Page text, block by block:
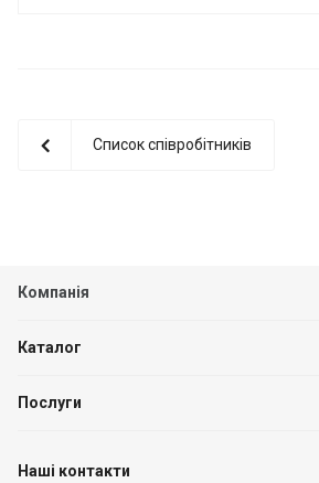
Список співробітників
Компанія
Каталог
Послуги
Наші контакти